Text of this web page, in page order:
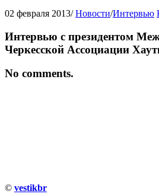
02 февраля 2013/ Новости/Интервью
Интервью с президентом
Черкесской Ассоциации
No comments.
© vestikbr